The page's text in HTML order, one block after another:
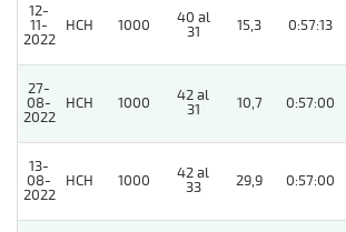
12-
11-
2022
HCH 1000
40 al
31
15,3 0:57:13
27-
08-
2022
HCH 1000
42 al
31
10,7 0:57:00
13-
08-
2022
HCH 1000
42 al
33
29,9 0:57:00